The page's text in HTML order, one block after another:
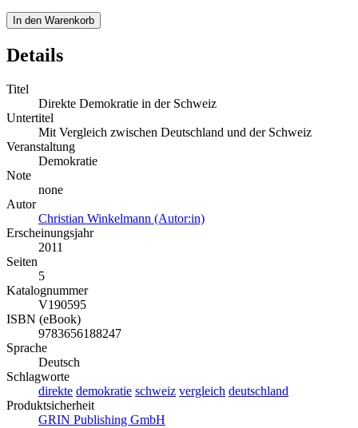
In den Warenkorb
Details
Titel
Direkte Demokratie in der Schweiz
Untertitel
Mit Vergleich zwischen Deutschland und der Schweiz
Veranstaltung
Demokratie
Note
none
Autor
Christian Winkelmann (Autor:in)
Erscheinungsjahr
2011
Seiten
5
Katalognummer
V190595
ISBN (eBook)
9783656188247
Sprache
Deutsch
Schlagworte
direkte demokratie schweiz vergleich deutschland
Produktsicherheit
GRIN Publishing GmbH